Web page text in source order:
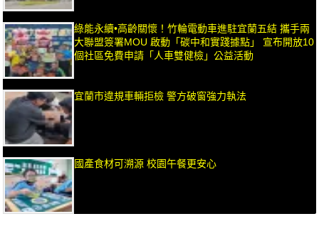
綠能永續•高齡關懷！竹輪電動車進駐宜蘭五結 攜手兩
大聯盟簽署MOU 啟動「碳中和實踐據點」 宣布開放10
個社區免費申請「人車雙健檢」公益活動
宜蘭市違規車輛拒檢 警方破窗強力執法
國產食材可溯源 校園午餐更安心